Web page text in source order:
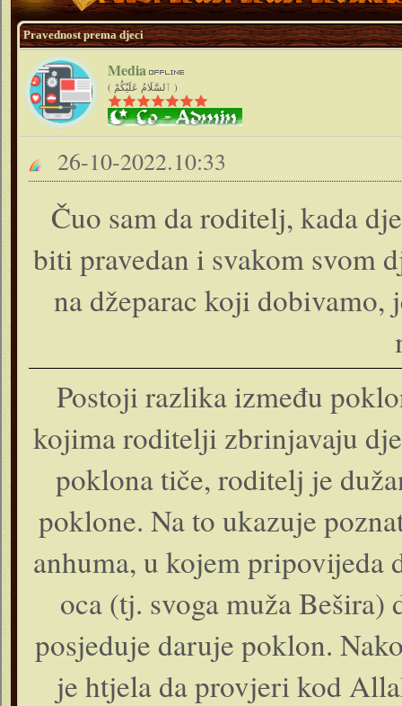
Pravednost prema djeci
Media
( ٱلسَّلَامُ عَلَيْكُمْ )
26-10-2022.10:33
Čuo sam da roditelj, kada
biti pravedan i svakom svom
na džeparac koji
Postoji razlika između
kojima roditelji zbrinjavaju
poklona tiče, roditelj je
poklone. Na to ukazuje
anhuma, u kojem pripovijeda
oca (tj. svoga muža
posjeduje daruje poklon.
je htjela da provjeri kod